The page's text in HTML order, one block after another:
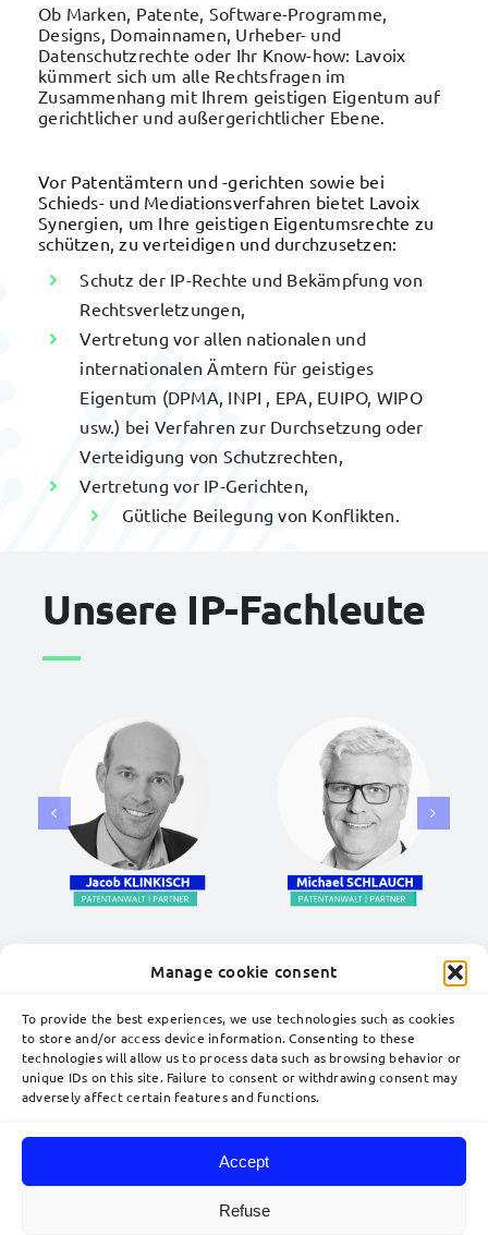
Manage cookie consent
To provide the best experiences, we use technologies such as cookies
to store and/or access device information. Consenting to these
technologies will allow us to process data such as browsing behavior or
unique IDs on this site. Failure to consent or withdrawing consent may
adversely affect certain features and functions.
Accept
Refuse
Ob Marken, Patente, Software-Programme,
Designs, Domainnamen, Urheber- und
Datenschutzrechte oder Ihr Know-how: Lavoix
kümmert sich um alle Rechtsfragen im
Zusammenhang mit Ihrem geistigen Eigentum auf
gerichtlicher und außergerichtlicher Ebene.
Vor Patentämtern und -gerichten sowie bei
Schieds- und Mediationsverfahren bietet Lavoix
Synergien, um Ihre geistigen Eigentumsrechte zu
schützen, zu verteidigen und durchzusetzen:
Schutz der IP-Rechte und Bekämpfung von
Rechtsverletzungen,
Vertretung vor allen nationalen und
internationalen Ämtern für geistiges
Eigentum (DPMA, INPI , EPA, EUIPO, WIPO
usw.) bei Verfahren zur Durchsetzung oder
Verteidigung von Schutzrechten,
Vertretung vor IP-Gerichten,
Gütliche Beilegung von Konflikten.
Unsere IP-Fachleute
Wollen Sie IP-Streitigkeiten vorbereiten
und erfolgreich führen?
Kontaktieren Sie
unsere Experten!
Toggle
Die deutsche Version dieser Website beschränkt sich